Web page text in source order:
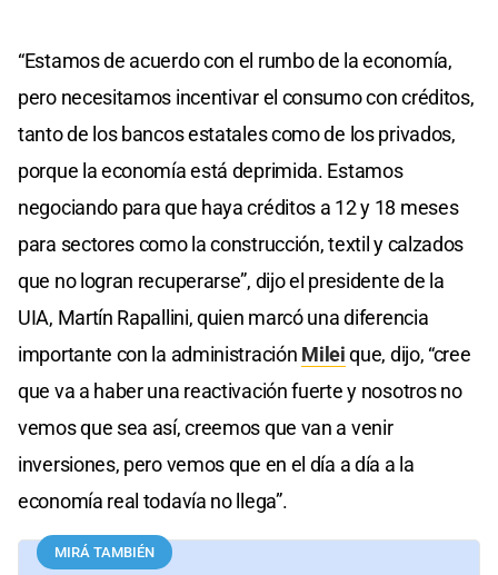
“Estamos de acuerdo con el rumbo de la economía,
pero necesitamos incentivar el consumo con créditos,
tanto de los bancos estatales como de los privados,
porque la economía está deprimida. Estamos
negociando para que haya créditos a 12 y 18 meses
para sectores como la construcción, textil y calzados
que no logran recuperarse”, dijo el presidente de la
UIA, Martín Rapallini, quien marcó una diferencia
importante con la administración Mileique, dijo, “cree
que va a haber una reactivación fuerte y nosotros no
vemos que sea así, creemos que van a venir
inversiones, pero vemos que en el día a día a la
economía real todavía no llega”.
MIRÁ TAMBIÉN